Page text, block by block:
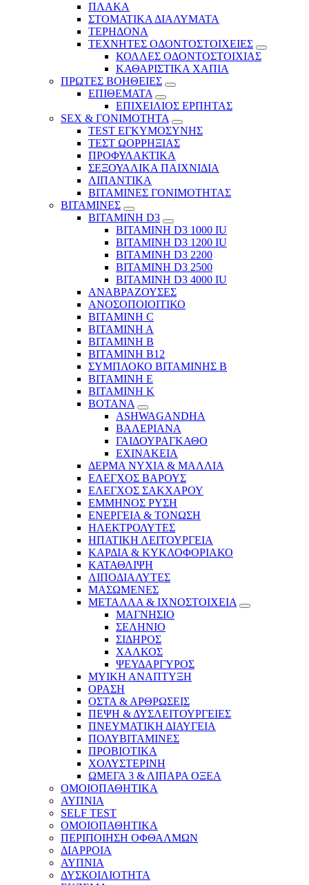
ΠΛΑΚΑ
ΣΤΟΜΑΤΙΚΑ ΔΙΑΛΥΜΑΤΑ
ΤΕΡΗΔΟΝΑ
ΤΕΧΝΗΤΕΣ ΟΔΟΝΤΟΣΤΟΙΧΕΙΕΣ
ΚΟΛΛΕΣ ΟΔΟΝΤΟΣΤΟΙΧΙΑΣ
ΚΑΘΑΡΙΣΤΙΚΑ ΧΑΠΙΑ
ΠΡΩΤΕΣ ΒΟΗΘΕΙΕΣ
ΕΠΙΘΕΜΑΤΑ
ΕΠΙΧΕΙΛΙΟΣ ΕΡΠΗΤΑΣ
SEX & ΓΟΝΙΜΟΤΗΤΑ
TEST ΕΓΚΥΜΟΣΥΝΗΣ
ΤΕΣΤ ΩΟΡΡΗΞΙΑΣ
ΠΡΟΦΥΛΑΚΤΙΚΑ
ΣΕΞΟΥΑΛΙΚΑ ΠΑΙΧΝΙΔΙΑ
ΛΙΠΑΝΤΙΚΑ
ΒΙΤΑΜΙΝΕΣ ΓΟΝΙΜΟΤΗΤΑΣ
ΒΙΤΑΜΙΝΕΣ
ΒΙΤΑΜΙΝΗ D3
ΒΙΤΑΜΙΝΗ D3 1000 IU
ΒΙΤΑΜΙΝΗ D3 1200 IU
ΒΙΤΑΜΙΝΗ D3 2200
ΒΙΤΑΜΙΝΗ D3 2500
BITAMINH D3 4000 IU
ΑΝΑΒΡΑΖΟΥΣΕΣ
ΑΝΟΣΟΠΟΙΟΙΤΙΚΟ
ΒΙΤΑΜΙΝΗ C
ΒΙΤΑΜΙΝΗ Α
ΒΙΤΑΜΙΝΗ Β
ΒΙΤΑΜΙΝΗ Β12
ΣΥΜΠΛΟΚΟ ΒΙΤΑΜΙΝΗΣ Β
ΒΙΤΑΜΙΝΗ Ε
ΒΙΤΑΜΙΝΗ Κ
ΒΟΤΑΝΑ
ASHWAGANDHA
ΒΑΛΕΡΙΑΝΑ
ΓΑΙΔΟΥΡΑΓΚΑΘΟ
ΕΧΙΝΑΚΕΙΑ
ΔΕΡΜΑ ΝΥΧΙΑ & ΜΑΛΛΙΑ
ΕΛΕΓΧΟΣ ΒΑΡΟΥΣ
ΕΛΕΓΧΟΣ ΣΑΚΧΑΡΟΥ
ΕΜΜΗΝΟΣ ΡΥΣΗ
ΕΝΕΡΓΕΙΑ & ΤΟΝΩΣΗ
ΗΛΕΚΤΡΟΛΥΤΕΣ
ΗΠΑΤΙΚΗ ΛΕΙΤΟΥΡΓΕΙΑ
ΚΑΡΔΙΑ & ΚΥΚΛΟΦΟΡΙΑΚΟ
ΚΑΤΑΘΛΙΨΗ
ΛΙΠΟΔΙΑΛΥΤΕΣ
ΜΑΣΩΜΕΝΕΣ
ΜΕΤΑΛΛΑ & ΙΧΝΟΣΤΟΙΧΕΙΑ
ΜΑΓΝΗΣΙΟ
ΣΕΛΗΝΙΟ
ΣΙΔΗΡΟΣ
ΧΑΛΚΟΣ
ΨΕΥΔΑΡΓΥΡΟΣ
ΜΥΙΚΗ ΑΝΑΠΤΥΞΗ
ΟΡΑΣΗ
ΟΣΤΑ & ΑΡΘΡΩΣΕΙΣ
ΠΕΨΗ & ΔΥΣΛΕΙΤΟΥΡΓΕΙΕΣ
ΠΝΕΥΜΑΤΙΚΗ ΔΙΑΥΓΕΙΑ
ΠΟΛΥΒΙΤΑΜΙΝΕΣ
ΠΡΟΒΙΟΤΙΚΑ
ΧΟΛΥΣΤΕΡΙΝΗ
ΩΜΕΓΑ 3 & ΛΙΠΑΡΑ ΟΞΕΑ
ΟΜΟΙΟΠΑΘΗΤΙΚΑ
ΑΥΠΝΙΑ
SELF TEST
ΟΜΟΙΟΠΑΘΗΤΙΚΑ
ΠΕΡΙΠΟΙΗΣΗ ΟΦΘΑΛΜΩΝ
ΔΙΑΡΡΟΙΑ
ΑΥΠΝΙΑ
ΔΥΣΚΟΙΛΙΟΤΗΤΑ